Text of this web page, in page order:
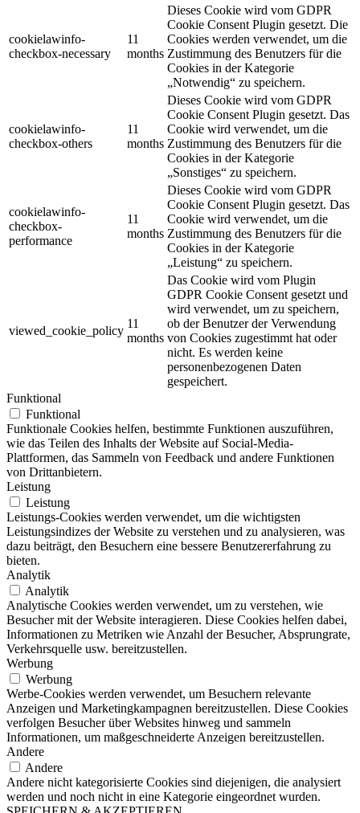
cookielawinfo-
checkbox-necessary
11
months
Dieses Cookie wird vom GDPR
Cookie Consent Plugin gesetzt. Die
Cookies werden verwendet, um die
Zustimmung des Benutzers für die
Cookies in der Kategorie
„Notwendig“ zu speichern.
cookielawinfo-
checkbox-others
11
months
Dieses Cookie wird vom GDPR
Cookie Consent Plugin gesetzt. Das
Cookie wird verwendet, um die
Zustimmung des Benutzers für die
Cookies in der Kategorie
„Sonstiges“ zu speichern.
cookielawinfo-
checkbox-
performance
11
months
Dieses Cookie wird vom GDPR
Cookie Consent Plugin gesetzt. Das
Cookie wird verwendet, um die
Zustimmung des Benutzers für die
Cookies in der Kategorie
„Leistung“ zu speichern.
viewed_cookie_policy
11
months
Das Cookie wird vom Plugin
GDPR Cookie Consent gesetzt und
wird verwendet, um zu speichern,
ob der Benutzer der Verwendung
von Cookies zugestimmt hat oder
nicht. Es werden keine
personenbezogenen Daten
gespeichert.
Funktional
Funktional
Funktionale Cookies helfen, bestimmte Funktionen auszuführen,
wie das Teilen des Inhalts der Website auf Social-Media-
Plattformen, das Sammeln von Feedback und andere Funktionen
von Drittanbietern.
Leistung
Leistung
Leistungs-Cookies werden verwendet, um die wichtigsten
Leistungsindizes der Website zu verstehen und zu analysieren, was
dazu beiträgt, den Besuchern eine bessere Benutzererfahrung zu
bieten.
Analytik
Analytik
Analytische Cookies werden verwendet, um zu verstehen, wie
Besucher mit der Website interagieren. Diese Cookies helfen dabei,
Informationen zu Metriken wie Anzahl der Besucher, Absprungrate,
Verkehrsquelle usw. bereitzustellen.
Werbung
Werbung
Werbe-Cookies werden verwendet, um Besuchern relevante
Anzeigen und Marketingkampagnen bereitzustellen. Diese Cookies
verfolgen Besucher über Websites hinweg und sammeln
Informationen, um maßgeschneiderte Anzeigen bereitzustellen.
Andere
Andere
Andere nicht kategorisierte Cookies sind diejenigen, die analysiert
werden und noch nicht in eine Kategorie eingeordnet wurden.